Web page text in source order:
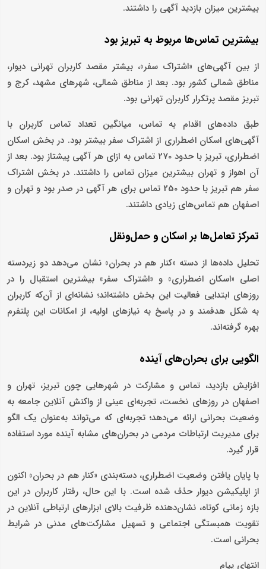
بیشترین میزان بازدید آگهی را داشتند.
بیشترین تماس‌ها مربوط به تبریز بود
از بین آگهی‌های «اشتراک سفر»، بیشتر مقصد کاربران تهرانی دیوار،
مناطق شمالی کشور بود. بعد از مناطق شمالی، شهرهای مشهد، کرج و
تبریز مقصد پرتکرار کاربران تهرانی‌ بود.
طبق داده‌های اقدام به تماس، میانگین تعداد تماس کاربران با
آگهی‌های اسکان اضطراری از اشتراک سفر بیشتر بود. در بخش اسکان
اضطراری، تبریز با حدود 270 تماس به ازای هر آگهی پیشتاز بود. بعد از
آن اهواز و تهران بیشترین میزان تماس را داشتند. در بخش اشتراک
سفر هم تبریز با حدود 250 تماس برای هر آگهی در صدر بود و تهران و
اصفهان هم تماس‌های زیادی داشتند.
تمرکز تعامل‌ها بر اسکان و حمل‌ونقل
تحلیل داده‌ها از دسته «کنار هم در بحران» نشان می‌دهد دو زیردسته
اصلی «اسکان اضطراری» و «اشتراک سفر» بیشترین استقبال را در
روزهای ابتدایی فعالیت این بخش داشته‌اند؛ نشانه‌ای از آن‌که کاربران
به شکل هدفمند و در پاسخ به نیازهای اولیه، از امکانات این پلتفرم
بهره گرفته‌اند.
الگویی برای بحران‌های آینده
افزایش بازدید، تماس و مشارکت در شهرهایی چون تبریز، تهران و
اصفهان در روزهای نخست، تجربه‌ای عینی از واکنش آنلاین جامعه به
وضعیت بحرانی ارائه می‌دهد؛ تجربه‌ای که می‌تواند به‌عنوان یک الگو
برای مدیریت ارتباطات مردمی در بحران‌های مشابه آینده مورد استفاده
قرار گیرد.
با پایان یافتن وضعیت اضطراری، دسته‌بندی «کنار هم در بحران» اکنون
از اپلیکیشن دیوار حذف شده است. با این حال، رفتار کاربران در این
بازه زمانی کوتاه، نشان‌دهنده ظرفیت بالای ابزارهای ارتباطی آنلاین در
تقویت همبستگی اجتماعی و تسهیل مشارکت‌های مدنی در شرایط
بحرانی است.
انتهای پیام